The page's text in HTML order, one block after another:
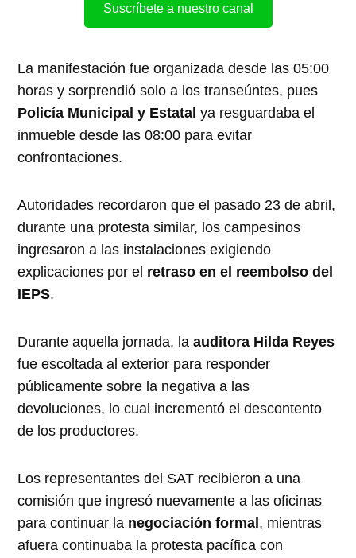
Suscríbete a nuestro canal
La manifestación fue organizada desde las 05:00
horas y sorprendió solo a los transeúntes, pues
Policía Municipal y Estatal ya resguardaba el
inmueble desde las 08:00 para evitar
confrontaciones.
Autoridades recordaron que el pasado 23 de abril,
durante una protesta similar, los campesinos
ingresaron a las instalaciones exigiendo
explicaciones por el retraso en el reembolso del
IEPS.
Durante aquella jornada, laauditora Hilda Reyes
fue escoltada al exterior para responder
públicamente sobre la negativa a las
devoluciones, lo cual incrementó el descontento
de los productores.
Los representantes del SAT recibieron a una
comisión que ingresó nuevamente a las oficinas
para continuar la negociación formal, mientras
afuera continuaba la protesta pacífica con